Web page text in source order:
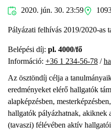
2020. jún. 30. 23:59
Pályázati felhívás 2019/2020-as
Belépési díj: pl. 4000/fő
Információ: +36 1 234-56-78 /
Az ösztöndíj célja a
eredményeket elérő hallgatók
alapképzésben,
hallgatók pályázhatnak, akiknek
(tavaszi) félévében aktív